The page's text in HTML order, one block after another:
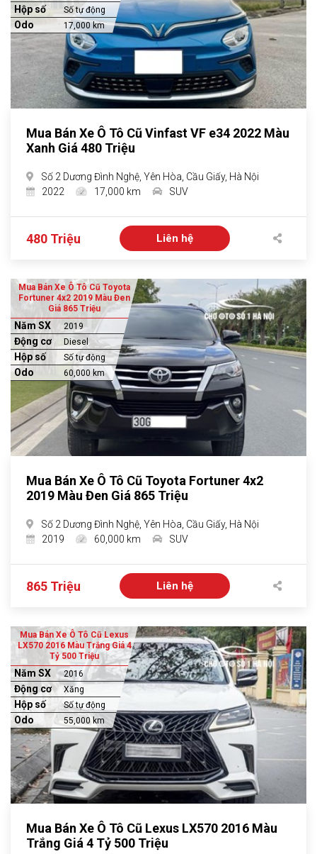
Hộp số Số tự động
Odo 17,000 km
Mua Bán Xe Ô Tô Cũ Vinfast VF e34 2022 Màu
Xanh Giá 480 Triệu
Số 2 Dương Đình Nghệ, Yên Hòa, Cầu Giấy, Hà Nội
2022
17,000 km SUV
480 Triệu Liên hệ
Mua Bán Xe Ô Tô Cũ Toyota
Fortuner 4x2 2019 Màu Đen
Giá 865 Triệu
Năm SX 2019
Động cơ Diesel
Hộp số Số tự động
Odo 60,000 km
Mua Bán Xe Ô Tô Cũ Toyota Fortuner 4x2
2019 Màu Đen Giá 865 Triệu
Số 2 Dương Đình Nghệ, Yên Hòa, Cầu Giấy, Hà Nội
2019
60,000 km SUV
865 Triệu Liên hệ
Mua Bán Xe Ô Tô Cũ Lexus
LX570 2016 Màu Trắng Giá 4
Tỷ 500 Triệu
Năm SX 2016
Động cơ Xăng
Hộp số Số tự động
Odo 55,000 km
Mua Bán Xe Ô Tô Cũ Lexus LX570 2016 Màu
Trắng Giá 4 Tỷ 500 Triệu